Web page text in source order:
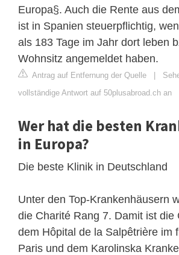
Europa§. Auch die Rente aus
ist in Spanien steuerpflichtig,
als 183 Tage im Jahr dort leben
Wohnsitz angemeldet haben.
Antrag auf Entfernung der Quelle |
vollständige Antwort auf 50plusabroad.ch an
Wer hat die besten
in Europa?
Die beste Klinik in Deutschland
Unter den Top-Krankenhäusern
die Charité Rang 7. Damit ist die
dem Hôpital de la Salpêtrière im
Paris und dem Karolinska